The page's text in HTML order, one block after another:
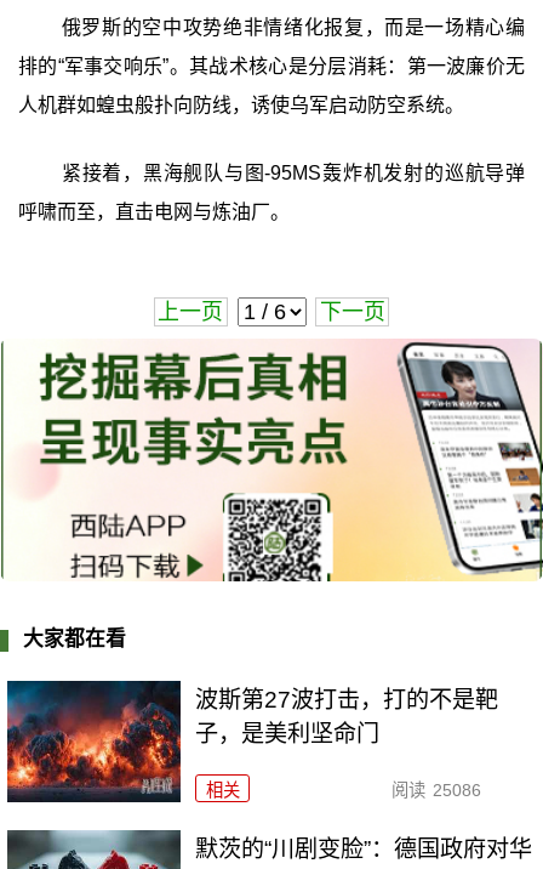
俄罗斯的空中攻势绝非情绪化报复，而是一场精心编
排的“军事交响乐”。其战术核心是分层消耗：第一波廉价无
人机群如蝗虫般扑向防线，诱使乌军启动防空系统。
紧接着，黑海舰队与图-95MS轰炸机发射的巡航导弹
呼啸而至，直击电网与炼油厂。
上一页 下一页
大家都在看
波斯第27波打击，打的不是靶
子，是美利坚命门
相关 阅读 25086
默茨的“川剧变脸”：德国政府对华